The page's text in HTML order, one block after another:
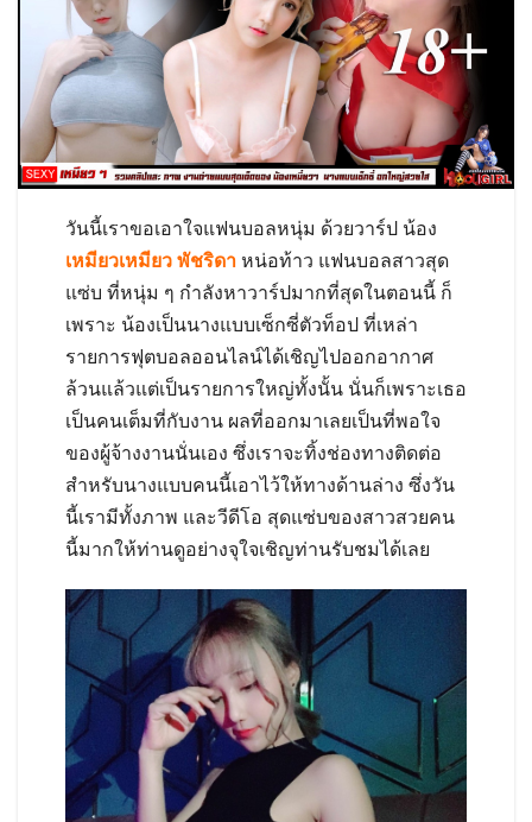
วันนี้เราขอเอาใจแฟนบอลหนุ่ม ด้วยวาร์ป น้อง
เหมียวเหมียว พัชริดา หน่อท้าว แฟนบอลสาวสุด
แซ่บ ที่หนุ่ม ๆ กำลังหาวาร์ปมากที่สุดในตอนนี้ ก็
เพราะ น้องเป็นนางแบบเซ็กซี่ตัวท็อป ที่เหล่า
รายการฟุตบอลออนไลน์ได้เชิญไปออกอากาศ
ล้วนแล้วแต่เป็นรายการใหญ่ทั้งนั้น นั่นก็เพราะเธอ
เป็นคนเต็มที่กับงาน ผลที่ออกมาเลยเป็นที่พอใจ
ของผู้จ้างงานนั่นเอง ซึ่งเราจะทิ้งช่องทางติดต่อ
สำหรับนางแบบคนนี้เอาไว้ให้ทางด้านล่าง ซึ่งวัน
นี้เรามีทั้งภาพ และวีดีโอ สุดแซ่บของสาวสวยคน
นี้มากให้ท่านดูอย่างจุใจเชิญท่านรับชมได้เลย